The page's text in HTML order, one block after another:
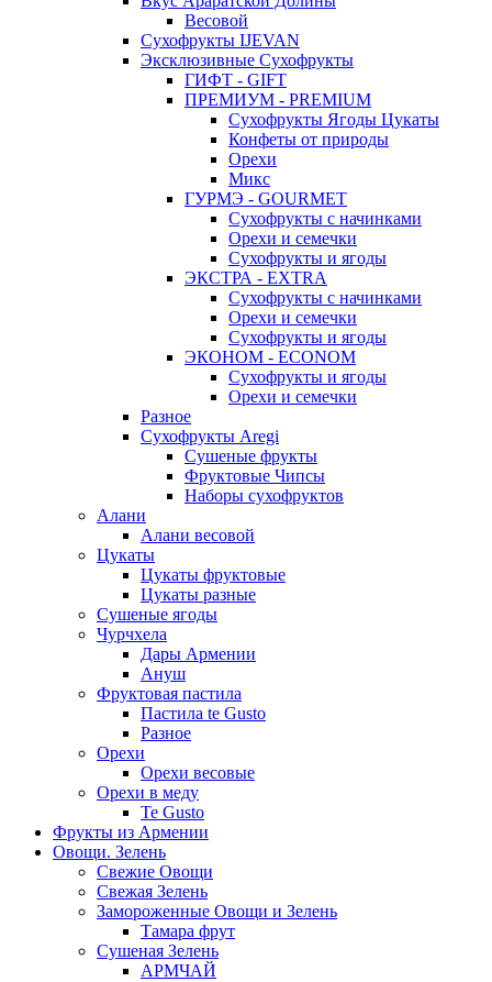
Весовой
Сухофрукты IJEVAN
Эксклюзивные Сухофрукты
ГИФТ - GIFT
ПРЕМИУМ - PREMIUM
Сухофрукты Ягоды Цукаты
Конфеты от природы
Орехи
Микс
ГУРМЭ - GOURMET
Сухофрукты с начинками
Орехи и семечки
Сухофрукты и ягоды
ЭКСТРА - EXTRA
Сухофрукты с начинками
Орехи и семечки
Сухофрукты и ягоды
ЭКОНОМ - ECONOM
Сухофрукты и ягоды
Орехи и семечки
Разное
Сухофрукты Aregi
Сушеные фрукты
Фруктовые Чипсы
Наборы сухофруктов
Алани
Алани весовой
Цукаты
Цукаты фруктовые
Цукаты разные
Сушеные ягоды
Чурчхела
Дары Армении
Ануш
Фруктовая пастила
Пастила te Gusto
Разное
Орехи
Орехи весовые
Орехи в меду
Te Gusto
Фрукты из Армении
Овощи. Зелень
Свежие Овощи
Свежая Зелень
Замороженные Овощи и Зелень
Тамара фрут
Сушеная Зелень
АРМЧАЙ